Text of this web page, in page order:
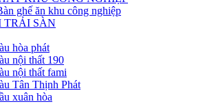
ghế ăn khu công nghiệp
TRẢI SÀN
hòa phát
nội thất 190
nội thất fami
Tân Thịnh Phát
xuân hòa